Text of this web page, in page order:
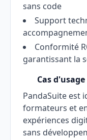
sans code
Support
Conformité
garantissant la
Cas d'usage
PandaSuite est
formateurs et
expériences
sans